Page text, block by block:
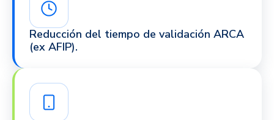
Reducción del tiempo de validación ARCA
(ex AFIP).